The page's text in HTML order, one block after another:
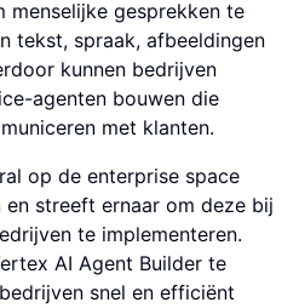
menselijke gesprekken te
tekst, spraak, afbeeldingen
kunnen bedrijven
agenten bouwen die
met klanten.
op de enterprise space
streeft ernaar om deze bij
te implementeren.
AI Agent Builder te
snel en efficiënt